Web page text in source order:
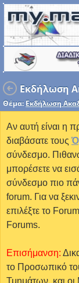
Θέμα: Εκδήλωση
Αν αυτή είναι η
διαβάσατε τους
σύνδεσμο.
μπορέσετε να
σύνδεσμο πιο
forum. Για να
επιλέξτε το
Forums.
Επισήμανση:
το Προσωπικό